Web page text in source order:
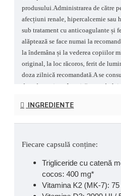
produsului.Administrarea de către
afecțiuni renale, hipercalcemie sau
sub tratament cu anticoagulante și
alăptează se face numai la
la îndemâna și la vederea copiilor
original, la loc răcoros, ferit de
doza zilnică recomandată.A se
data de expirare înscrisă pe ambalaj.
concepută pentru susținerea
musculare și a sistemului osos.
osos.
INGREDIENTE
Fiecare capsulă conține:
Trigliceride cu catenă
cocos: 400 mg*
Vitamina K2 (MK-7):